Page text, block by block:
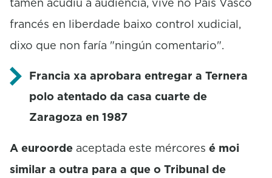
francés en liberdade baixo control xudicial,
dixo que non faría "ningún comentario".
Francia xa aprobara entregar a Ternera
polo atentado da casa cuarte de
Zaragoza en 1987
A euroorde aceptada este mércores é moi
similar a outra para a que o Tribunal de